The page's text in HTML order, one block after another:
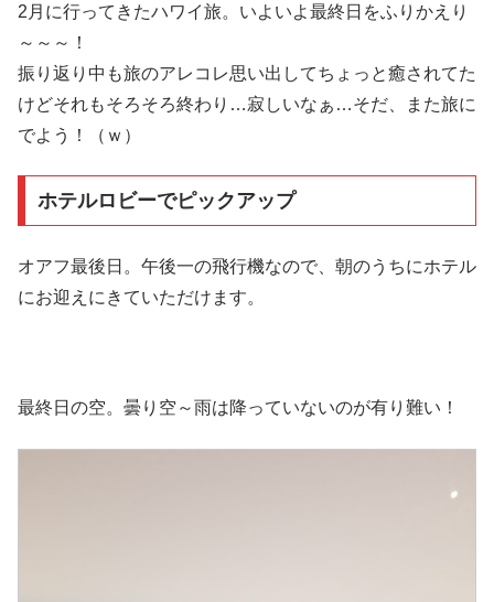
2月に行ってきたハワイ旅。いよいよ最終日をふりかえり
～～～！
振り返り中も旅のアレコレ思い出してちょっと癒されてた
けどそれもそろそろ終わり…寂しいなぁ…そだ、また旅に
でよう！（ｗ）
ホテルロビーでピックアップ
オアフ最後日。午後一の飛行機なので、朝のうちにホテル
にお迎えにきていただけます。
最終日の空。曇り空～雨は降っていないのが有り難い！